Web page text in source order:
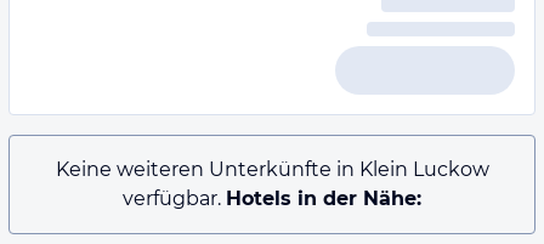
Keine weiteren Unterkünfte in Klein Luckow
verfügbar. Hotels in der Nähe: